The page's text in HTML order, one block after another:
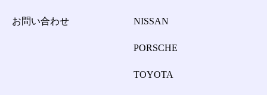
お問い合わせ NISSAN
PORSCHE
TOYOTA